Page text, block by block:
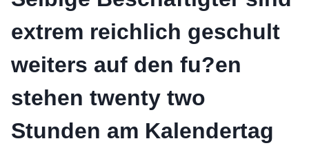
อุปกรณ์เสริมโทรศัพท์
สินค้าตามแบรนด์
extrem reichlich geschult
weiters auf den fu?en
stehen twenty two
Stunden am Kalendertag